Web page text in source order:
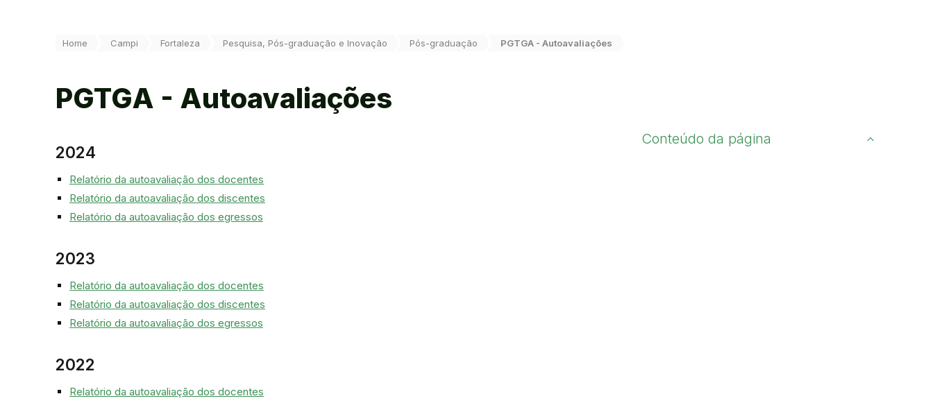
Você está aqui:
Home Campi Fortaleza Pesquisa, Pós-graduação e Inovação Pós-graduação PGTGA - Autoavaliações
PGTGA - Autoavaliações
2024
Relatório da autoavaliação dos docentes
Relatório da autoavaliação dos discentes
Relatório da autoavaliação dos egressos
2023
Relatório da autoavaliação dos docentes
Relatório da autoavaliação dos discentes
Relatório da autoavaliação dos egressos
2022
Relatório da autoavaliação dos docentes
Conteúdo da página